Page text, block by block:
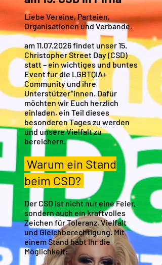
Liebe Vereine, Parteien,
Organisationen und Verbände,
am11.07.2026findet unser 15.
Christopher Street Day (CSD)
statt – ein wichtiges und buntes
Event für die LGBTQIA+
Community und ihre
Unterstützer*innen. Dafür
möchten wir Euch herzlich
einladen, ein Teil dieses
besonderen Tages zu werden
und unsere Vielfalt zu
bereichern.
Warum ein Stand
beim CSD?
Der CSD ist nicht nur eine Feier,
sondern auch ein kraftvolles
Zeichen für Toleranz, Vielfalt
und Gleichberechtigung. Mit
einem Stand habt Ihr die
Möglichkeit: